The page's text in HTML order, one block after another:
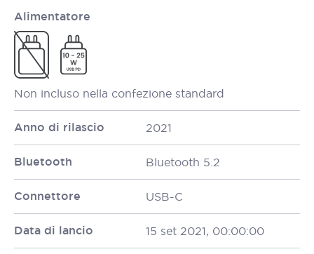
Alimentatore
Non incluso nella confezione standard
Anno di rilascio 2021
Bluetooth Bluetooth 5.2
Connettore USB-C
Data di lancio 15 set 2021, 00:00:00